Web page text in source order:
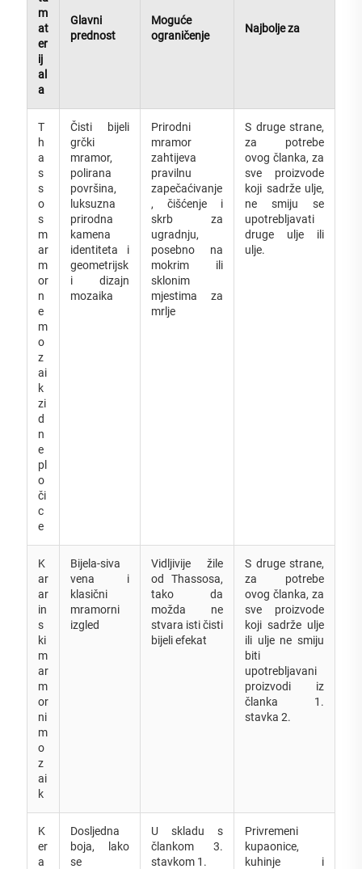
m
at
er
ij
al
a
Glavni
prednost
Moguće
ograničenje
Najbolje za
T
h
a
s
s
o
s
m
ar
m
or
n
e
m
o
z
ai
k
zi
d
n
e
pl
o
či
c
e
Čisti bijeli
grčki
mramor,
polirana
površina,
luksuzna
prirodna
kamena
identiteta i
geometrijsk
i dizajn
mozaika
Prirodni
mramor
zahtijeva
pravilnu
zapečaćivanje
, čišćenje i
skrb za
ugradnju,
posebno na
mokrim ili
sklonim
mjestima za
mrlje
S druge strane,
za potrebe
ovog članka, za
sve proizvode
koji sadrže ulje,
ne smiju se
upotrebljavati
druge ulje ili
ulje.
K
ar
ar
in
s
ki
m
ar
m
or
ni
m
o
z
ai
k
Bijela-siva
vena i
klasični
mramorni
izgled
Vidljivije žile
od Thassosa,
tako da
možda ne
stvara isti čisti
bijeli efekat
S druge strane,
za potrebe
ovog članka, za
sve proizvode
koji sadrže ulje
ili ulje ne smiju
biti
upotrebljavani
proizvodi iz
članka 1.
stavka 2.
K
er
a
Dosljedna
boja, lako
se
U skladu s
člankom 3.
stavkom 1.
Privremeni
kupaonice,
kuhinje i